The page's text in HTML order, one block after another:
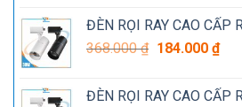
348.000 ₫.
tại
là:
ĐÈN RỌI RAY CAO CẤP
368.000₫ Giá
368.000 ₫.
184.000 ₫Giá
tại
là:
ĐÈN RỌI RAY CAO CẤP